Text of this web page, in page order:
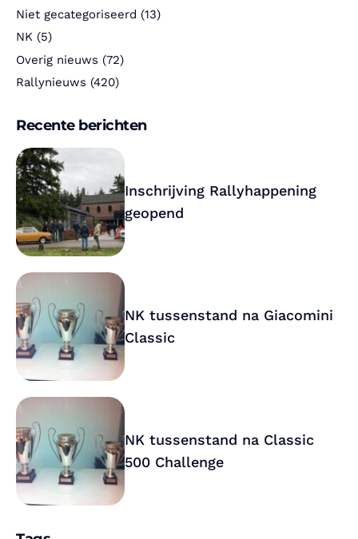
Niet gecategoriseerd (13)
NK (5)
Overig nieuws (72)
Rallynieuws (420)
Recente berichten
Inschrijving Rallyhappening
geopend
NK tussenstand na Giacomini
Classic
NK tussenstand na Classic
500 Challenge